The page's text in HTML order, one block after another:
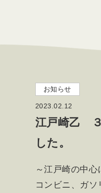
お知らせ
2023.02.12
江戸崎乙
した。
～江戸崎の中
コンビニ、ガ